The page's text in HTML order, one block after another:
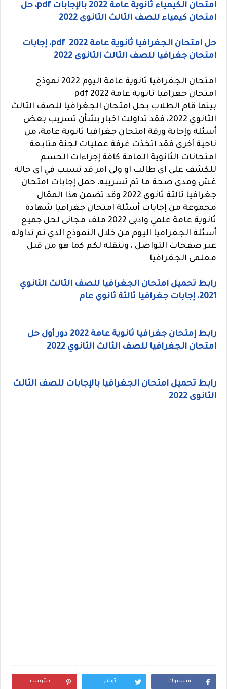
امتحان الكيمياء ثانوية عامة 2022 بالإجابات pdf، حل
امتحان كيمياء للصف الثالث الثانوى 2022
حل امتحان الجغرافيا ثانوية عامة 2022 pdf، إجابات
امتحان جغرافيا للصف الثالث الثانوى 2022
امتحان الجغرافيا ثانوية عامة اليوم 2022 نموذج
امتحان جغرافيا ثانوية عامة 2022 pdf
بينما قام الطلاب بحل امتحان الجغرافيا للصف الثالث
الثانوي 2022، فقد تداولت اخبار بشأن تسريب بعض
أسئلة وإجابة ورقة امتحان جغرافيا ثانوية عامة، من
ناحية أخرى فقد اتخذت غرفة عمليات لجنة متابعة
امتحانات الثانوية العامة كافة إجراءات الحسم
للكشف على اى طالب او ولى امر قد تسبب في اى حالة
غش ومدى صحة ما تم تسريبه، حمل إجابات امتحان
جغرافيا ثالتة ثانوي 2022 وقد تضمن هذا المقال
مجموعة من إجابات أسئلة امتحان جغرافيا شهادة
ثانوية عامة علمي وادبى 2022 ملف مجانى لحل جميع
أسئلة الجغرافيا اليوم من خلال النموذج الذي تم تداوله
عبر صفحات التواصل ، وننقله لكم كما هو من قبل
معلمى الجغرافيا
رابط تحميل امتحان الجغرافيا للصف الثالث الثانوي
2021، إجابات جغرافيا ثالثة ثانوي عام
رابط إ
متحان جغرافيا ثانوية عامة 2022 دور أول حل
امتحان الجغرافيا للصف الثالث الثانوي 2022
رابط تحميل امتحان الجغرافيا بالإجابات للصف الثالث
الثانوى 2022
فيسبوك تويتر بنترست